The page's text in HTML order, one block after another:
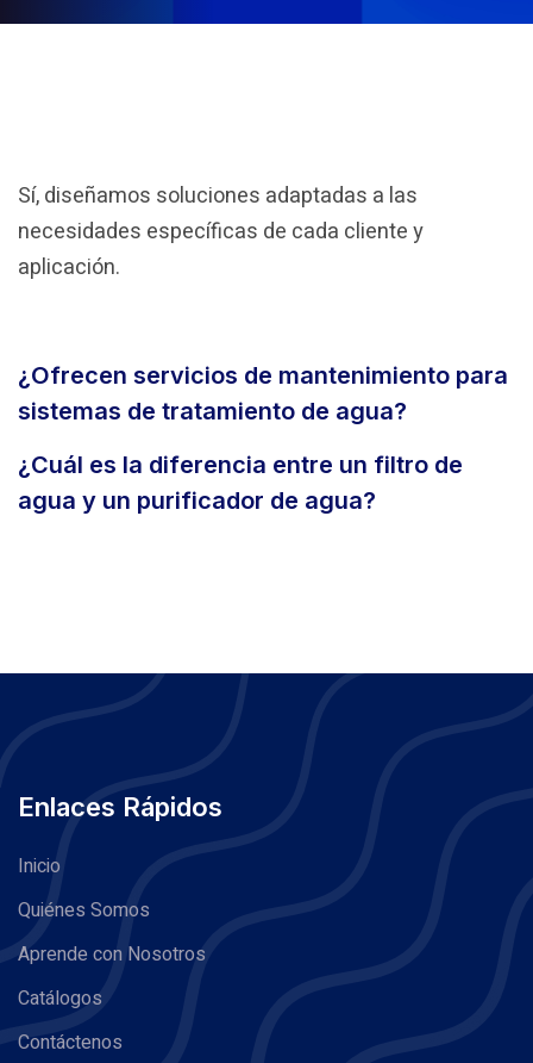
Sí, diseñamos soluciones adaptadas a las
necesidades específicas de cada cliente y
aplicación.
¿Ofrecen servicios de mantenimiento para
sistemas de tratamiento de agua?
¿Cuál es la diferencia entre un filtro de
agua y un purificador de agua?
Enlaces Rápidos
Inicio
Quiénes Somos
Aprende con Nosotros
Catálogos
Contáctenos